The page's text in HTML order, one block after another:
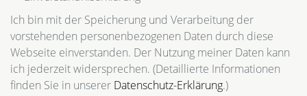
Ich bin mit der Speicherung und Verarbeitung der
vorstehenden personenbezogenen Daten durch diese
Webseite einverstanden. Der Nutzung meiner Daten kann
ich jederzeit widersprechen. (Detaillierte Informationen
finden Sie in unserer Datenschutz-Erklärung.)